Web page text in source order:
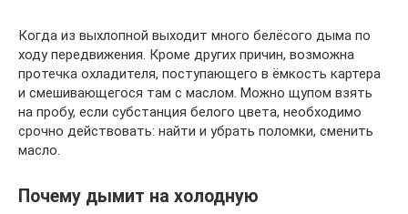
Когда из выхлопной выходит много белёсого дыма по
ходу передвижения. Кроме других причин, возможна
протечка охладителя, поступающего в ёмкость картера
и смешивающегося там с маслом. Можно щупом взять
на пробу, если субстанция белого цвета, необходимо
срочно действовать: найти и убрать поломки, сменить
масло.
Почему дымит на холодную